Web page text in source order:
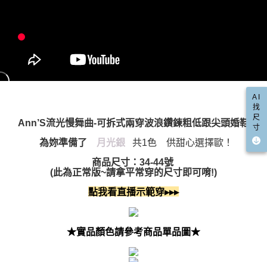
Ann’S流光慢舞曲-可拆式兩穿波浪鑽鍊粗低跟尖頭婚鞋
為妳準備了
月光銀
共1色 供甜心選擇歐！
商品尺寸：34-44號
(此為正常版~請拿平常穿的尺寸即可唷!)
點我看直播示範穿▸▸▸
★實品顏色請參考商品單品圖★
AI
找
尺
寸